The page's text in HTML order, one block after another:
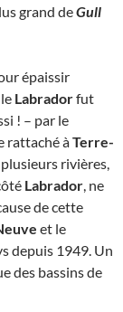
grand deGull
épaissir
Labradorfut
! – par le
rattaché àTerre-
plusieurs rivières,
Labrador, ne
de cette
et le
depuis 1949. Un
des bassins de